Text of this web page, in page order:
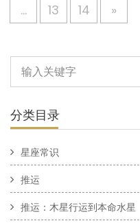
...
13 14 »
分类目录
星座常识
推运
推运：木星行运到本命水星